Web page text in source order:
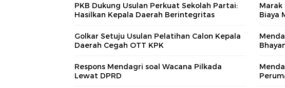
PKB Dukung Usulan Perkuat Sekolah Partai:
Hasilkan Kepala Daerah Berintegritas
Marak
Biaya
Golkar Setuju Usulan Pelatihan Calon Kepala
Daerah Cegah OTT KPK
Respons Mendagri soal Wacana Pilkada
Lewat DPRD